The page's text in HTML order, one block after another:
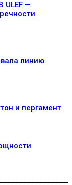
ULEF —
линию
и пергамент